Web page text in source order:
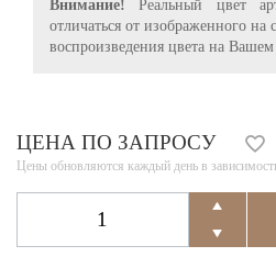
Внимание! Реальный цвет
отличаться от изображенного на
воспроизведения цвета на Вашем
ЦЕНА ПО ЗАПРОСУ
Цены обновляются каждый день в